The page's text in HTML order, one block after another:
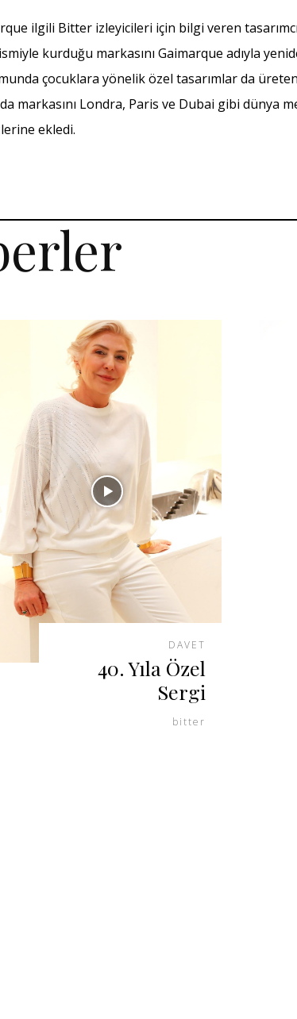
ilgili Bitter izleyicileri için bilgi veren
kurduğu markasını Gaimarque adıyla
çocuklara yönelik özel tasarımlar da
markasını Londra, Paris ve Dubai gibi dünya
ekledi.
DAVET
40. Yıla Özel
Sergi
bitter